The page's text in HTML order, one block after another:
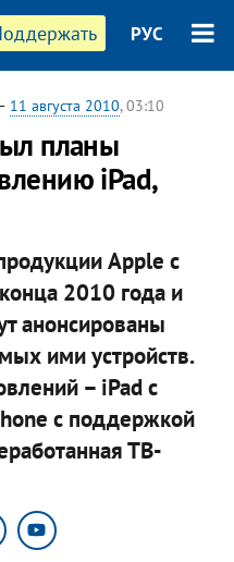
РУС
11 августа 2010, 03:10
планы
iPad,
Apple с
2010 года и
анонсированы
ими устройств.
– iPad с
с поддержкой
ТВ-